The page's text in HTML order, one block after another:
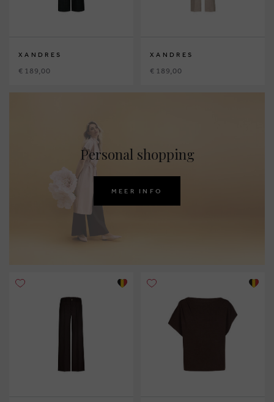
XANDRES
€ 189,00
XANDRES
€ 189,00
Personal shopping
MEER INFO